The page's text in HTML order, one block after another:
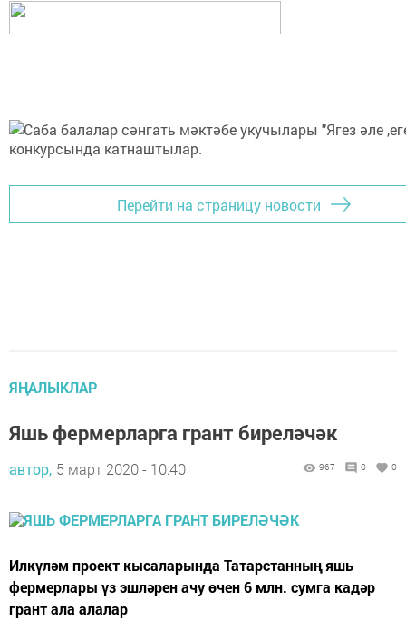
Перейти на страницу новости
ЯҢАЛЫКЛАР
Яшь фермерларга грант биреләчәк
автор, 5 март 2020 - 10:40 967 0 0
Илкүләм проект кысаларында Татарстанның яшь
фермерлары үз эшләрен ачу өчен 6 млн. сумга кадәр
грант ала алалар